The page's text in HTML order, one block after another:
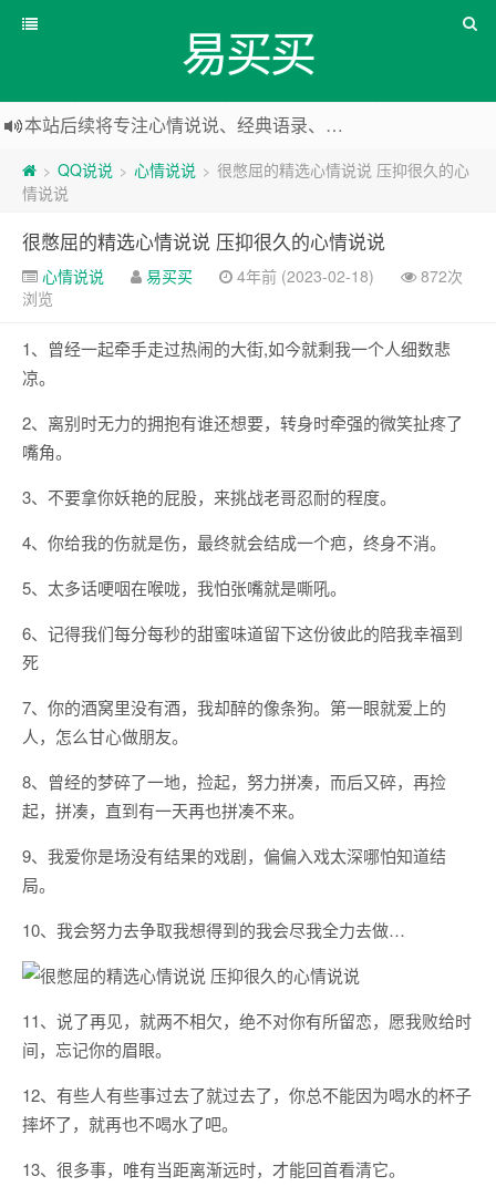
易买买
本站后续将专注心情说说、经典语录、心情随笔等
本站改版，下架友情链接
> QQ说说 > 心情说说 > 很憋屈的精选心情说说 压抑很久的心
情说说
很憋屈的精选心情说说 压抑很久的心情说说
心情说说 易买买 4年前 (2023-02-18)
872次
浏览
1、曾经一起牵手走过热闹的大街,如今就剩我一个人细数悲
凉。
2、离别时无力的拥抱有谁还想要，转身时牵强的微笑扯疼了
嘴角。
3、不要拿你妖艳的屁股，来挑战老哥忍耐的程度。
4、你给我的伤就是伤，最终就会结成一个疤，终身不消。
5、太多话哽咽在喉咙，我怕张嘴就是嘶吼。
6、记得我们每分每秒的甜蜜味道留下这份彼此的陪我幸福到
死
7、你的酒窝里没有酒，我却醉的像条狗。第一眼就爱上的
人，怎么甘心做朋友。
8、曾经的梦碎了一地，捡起，努力拼凑，而后又碎，再捡
起，拼凑，直到有一天再也拼凑不来。
9、我爱你是场没有结果的戏剧，偏偏入戏太深哪怕知道结
局。
10、我会努力去争取我想得到的我会尽我全力去做…
11、说了再见，就两不相欠，绝不对你有所留恋，愿我败给时
间，忘记你的眉眼。
12、有些人有些事过去了就过去了，你总不能因为喝水的杯子
摔坏了，就再也不喝水了吧。
13、很多事，唯有当距离渐远时，才能回首看清它。